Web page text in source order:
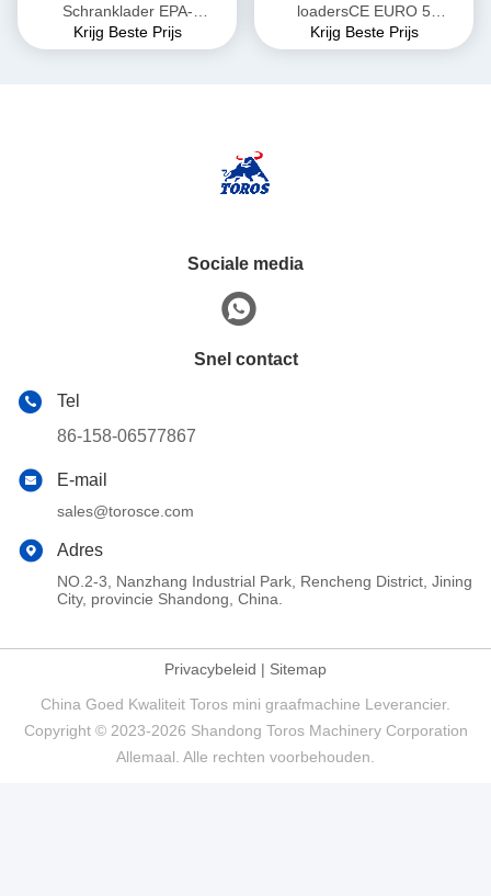
Schranklader EPA-
goedgekeurde kleine lader
Krijg Beste Prijs
loadersCE EURO 5
gecertificeerd
Krijg Beste Prijs
Sociale media
Snel contact
Tel
86-158-06577867
E-mail
sales@torosce.com
Adres
NO.2-3, Nanzhang Industrial Park, Rencheng District, Jining
City, provincie Shandong, China.
Privacybeleid | Sitemap
China Goed Kwaliteit Toros mini graafmachine Leverancier.
Copyright © 2023-2026 Shandong Toros Machinery Corporation
Allemaal. Alle rechten voorbehouden.